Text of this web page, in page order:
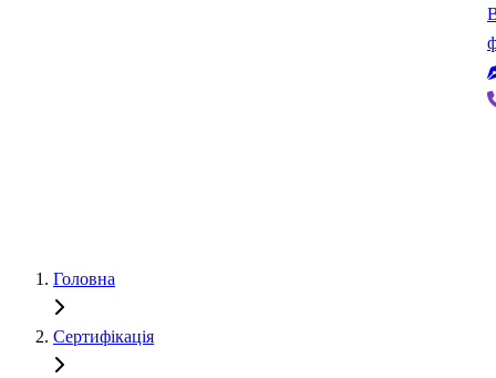
Головна
Сертифікація